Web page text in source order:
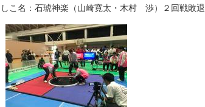
しこ名：石琥神楽（山崎寛太・木村 渉）２回戦敗退